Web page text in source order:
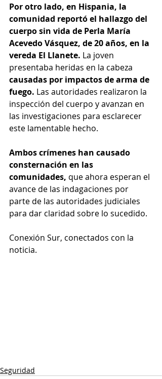
Por otro lado, en Hispania, la
comunidad reportó el hallazgo del
cuerpo sin vida de Perla María
Acevedo Vásquez, de 20 años, en la
vereda El Llanete. La joven
presentaba heridas en la cabeza
causadas por impactos de arma de
fuego. Las autoridades realizaron la
inspección del cuerpo y avanzan en
las investigaciones para esclarecer
este lamentable hecho.
Ambos crímenes han causado
consternación en las
comunidades, que ahora esperan el
avance de las indagaciones por
parte de las autoridades judiciales
para dar claridad sobre lo sucedido.
Conexión Sur, conectados con la
noticia.
Seguridad